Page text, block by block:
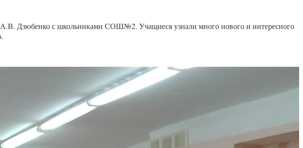
Дзюбенко с школьниками СОШ№2. Учащиеся узнали много нового и интересного